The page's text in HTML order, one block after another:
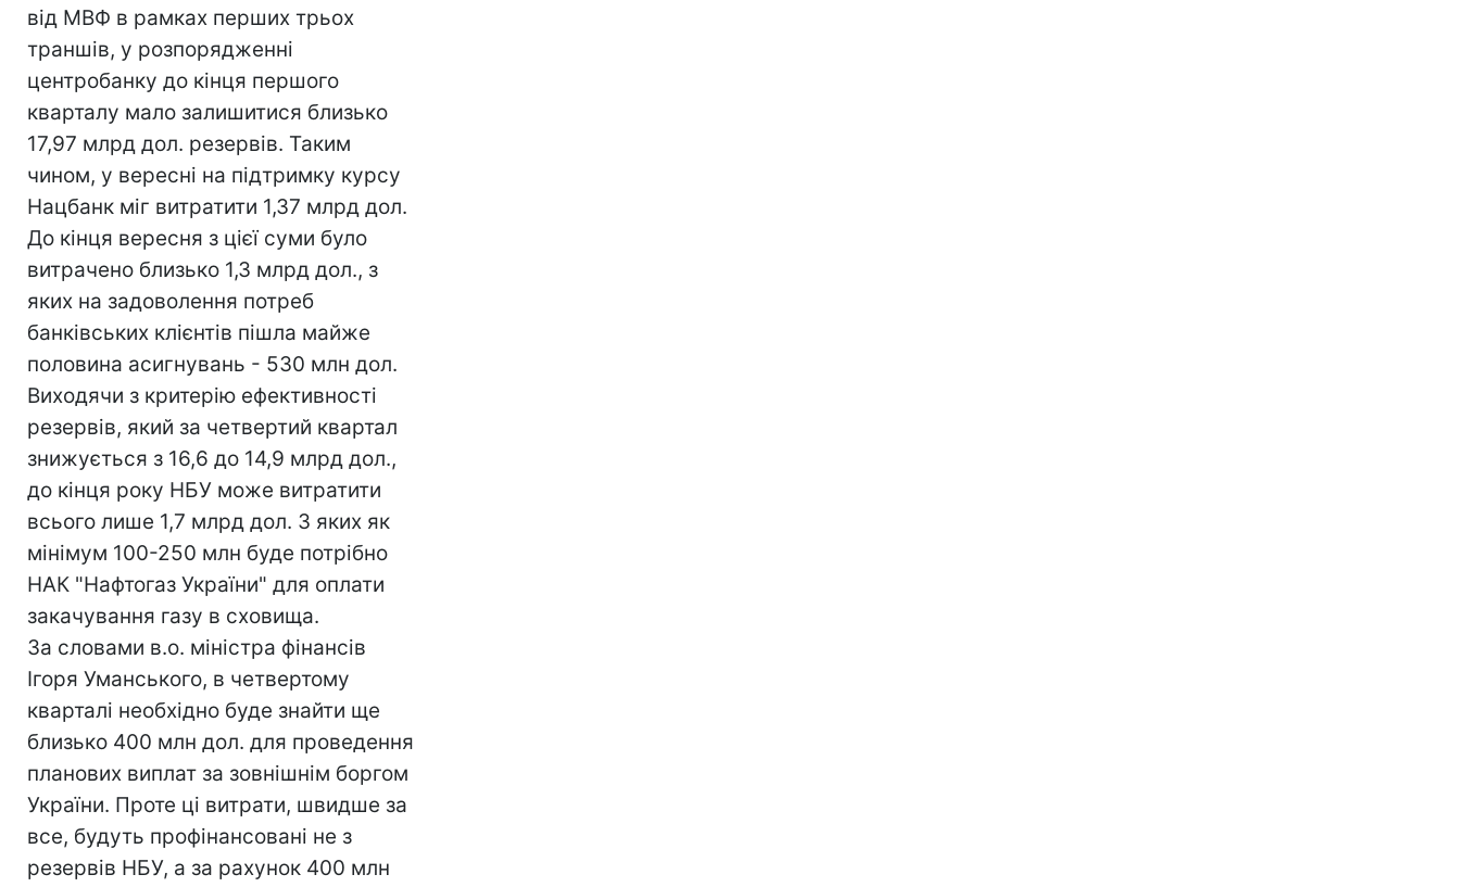
від МВФ в рамках перших трьох
траншів, у розпорядженні
центробанку до кінця першого
кварталу мало залишитися близько
17,97 млрд дол. резервів. Таким
чином, у вересні на підтримку курсу
Нацбанк міг витратити 1,37 млрд дол.
До кінця вересня з цієї суми було
витрачено близько 1,3 млрд дол., з
яких на задоволення потреб
банківських клієнтів пішла майже
половина асигнувань - 530 млн дол.
Виходячи з критерію ефективності
резервів, який за четвертий квартал
знижується з 16,6 до 14,9 млрд дол.,
до кінця року НБУ може витратити
всього лише 1,7 млрд дол. З яких як
мінімум 100-250 млн буде потрібно
НАК "Нафтогаз України" для оплати
закачування газу в сховища.
За словами в.о. міністра фінансів
Ігоря Уманського, в четвертому
кварталі необхідно буде знайти ще
близько 400 млн дол. для проведення
планових виплат за зовнішнім боргом
України. Проте ці витрати, швидше за
все, будуть профінансовані не з
резервів НБУ, а за рахунок 400 млн